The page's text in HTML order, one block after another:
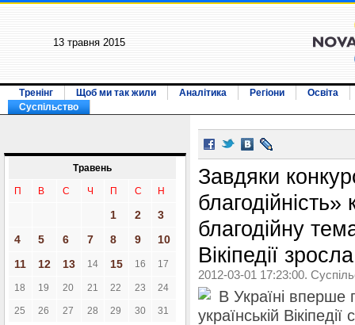
13 травня 2015
Тренінг Щоб ми так жили Аналітика Регіони
Освіта
Суспільство
Травень
П В С Ч П С Н
1 2
3
4
5 6 7 8 9
10
11
12 13 14 15 16 17
18 19 20 21 22 23 24
25 26 27 28 29 30 31
Завдяки
благодійність»
благодійну
Вікіпедії
2012-03-01 17:23:00.
В Україні вперше
українській